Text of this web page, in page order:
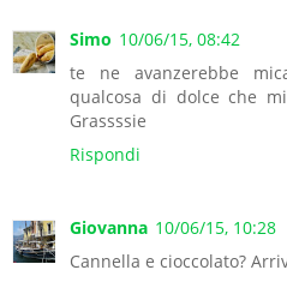
Simo 10/06/15, 08:42
te ne avanzerebbe
qualcosa di dolce che
Grassssie
Rispondi
Giovanna 10/06/15, 10:28
Cannella e cioccolato?